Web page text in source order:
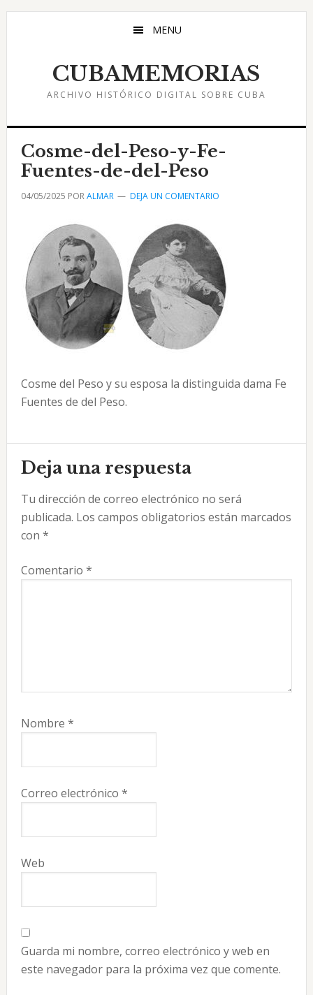
Saltar
Saltar
Saltar
MENU
CUBAMEMORIAS
ARCHIVO HISTÓRICO DIGITAL SOBRE CUBA
Cosme-del-Peso-y-Fe-
Fuentes-de-del-Peso
04/05/2025 PORALMAR DEJA UN COMENTARIO
Cosme del Peso y su esposa la distinguida dama Fe
Fuentes de del Peso.
Interacciones
con
los
lectores
Deja una respuesta
Tu dirección de correo electrónico no será
publicada. Los campos obligatorios están marcados
con *
Comentario *
Nombre *
Correo electrónico *
Web
Guarda mi nombre, correo electrónico y web en
este navegador para la próxima vez que comente.